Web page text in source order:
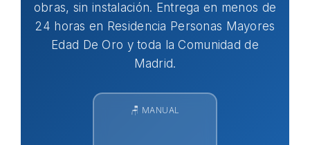
obras, sin instalación. Entrega en menos de
24 horas en Residencia Personas Mayores
Edad De Oro y toda la Comunidad de
Madrid.
🪑 MANUAL